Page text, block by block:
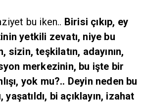
bu iken.. Birisi çıkıp, ey
yetkili zevatı, niye bu
sizin, teşkilatın, adayının,
merkezinin, bu işte bir
yok mu?.. Deyin neden bu
yaşatıldı, bi açıklayın, izahat